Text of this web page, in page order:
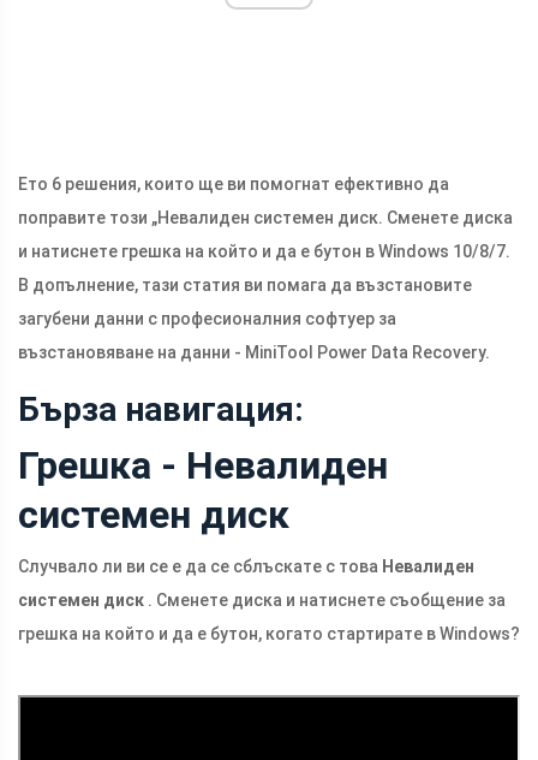
Ето 6 решения, които ще ви помогнат ефективно да
поправите този „Невалиден системен диск. Сменете диска
и натиснете грешка на който и да е бутон в Windows 10/8/7.
В допълнение, тази статия ви помага да възстановите
загубени данни с професионалния софтуер за
възстановяване на данни - MiniTool Power Data Recovery.
Бърза навигация:
Грешка - Невалиден
системен диск
Случвало ли ви се е да се сблъскате с това Невалиден
системен диск . Сменете диска и натиснете съобщение за
грешка на който и да е бутон, когато стартирате в Windows?